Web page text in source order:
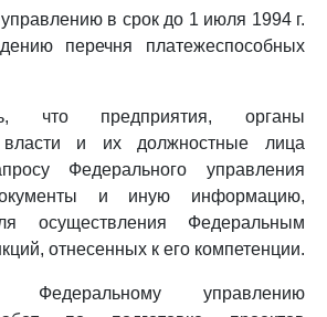
в срок до 1 июля 1994 г.
перечня платежеспособных
что предприятия, органы
власти и их должностные лица
Федерального управления
и иную информацию,
осуществления Федеральным
отнесенных к его компетенции.
Федеральному управлению